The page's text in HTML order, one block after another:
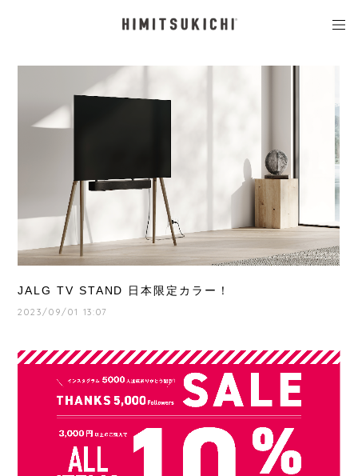
JALG TV STAND 日本限定カラー！
2023/09/01 13:07